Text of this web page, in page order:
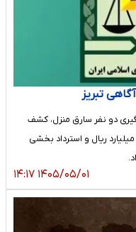
تبریز
دو نفر سارق منزل، کشف
پنج فقره پرونده سرقت از منزل به ارزش ۳۰ میلیارد ریال و استرداد بخشی
۱۴۰۵/۰۵/۰۱ ۱۴:۱۷